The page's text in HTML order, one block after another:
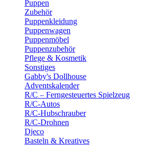
Puppen
Zubehör
Puppenkleidung
Puppenwagen
Puppenmöbel
Puppenzubehör
Pflege & Kosmetik
Sonstiges
Gabby's Dollhouse
Adventskalender
R/C – Ferngesteuertes Spielzeug
R/C-Autos
R/C-Hubschrauber
R/C-Drohnen
Djeco
Basteln & Kreatives